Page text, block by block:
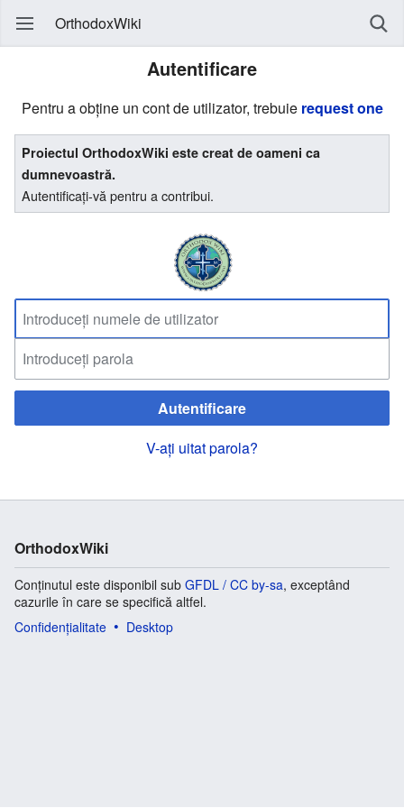
OrthodoxWiki
Autentificare
Pentru a obține un cont de utilizator, trebuie request one
Proiectul OrthodoxWiki este creat de oameni ca
dumnevoastră.
Autentificați-vă pentru a contribui.
Autentificare
V-ați uitat parola?
OrthodoxWiki
Conținutul este disponibil sub GFDL / CC by-sa, exceptând
cazurile în care se specifică altfel.
Confidențialitate
Desktop